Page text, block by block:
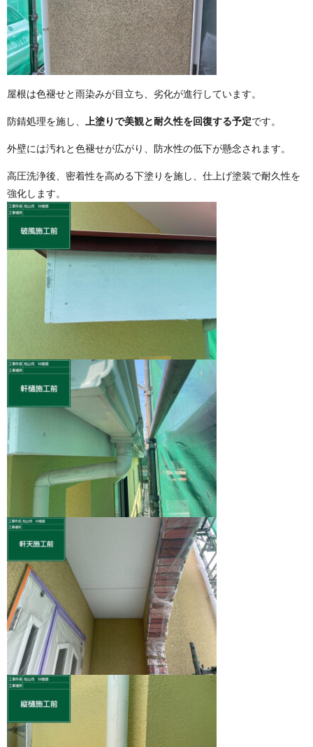
屋根は色褪せと雨染みが目立ち、劣化が進行しています。
防錆処理を施し、 上塗りで美観と耐久性を回復する予定です。
外壁には汚れと色褪せが広がり、防水性の低下が懸念されます。
高圧洗浄後、密着性を高める下塗りを施し、仕上げ塗装で耐久性を
強化します。